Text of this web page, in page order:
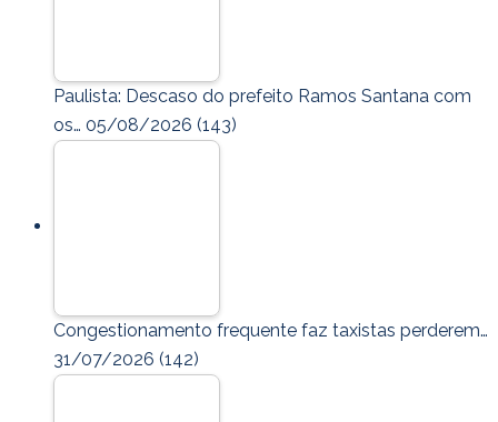
Paulista: Descaso do prefeito Ramos Santana com
os… 05/08/2026 (143)
Congestionamento frequente faz taxistas perderem…
31/07/2026 (142)